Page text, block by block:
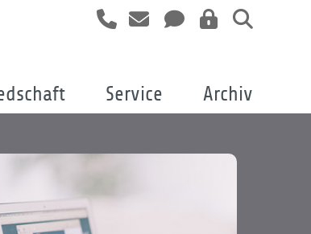
Service Archiv